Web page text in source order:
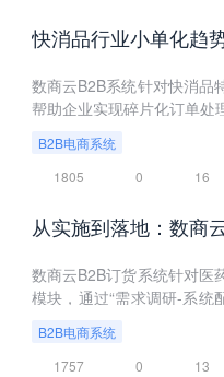
快消品行业小单化趋
数商云B2B系统针对快消品
帮助企业实现碎片化订单处
B2B电商系统
1805
0 16
从实施到落地：数商
数商云B2B订货系统针对医
模块，通过“需求调研-系统
B2B电商系统
1757
0 13